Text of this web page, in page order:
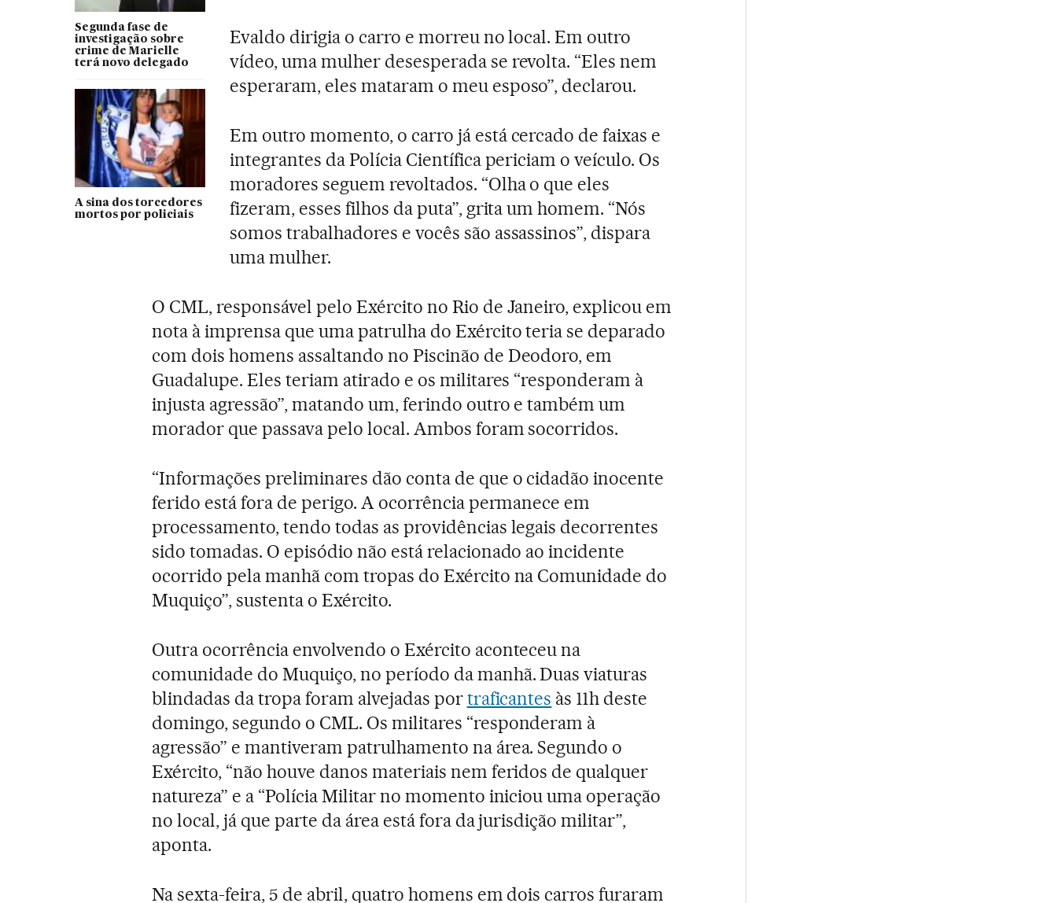
Segunda fase de
investigação sobre
crime de Marielle
terá novo delegado
A sina dos torcedores
mortos por policiais
Evaldo dirigia o carro e morreu no local. Em outro
vídeo, uma mulher desesperada se revolta. “Eles nem
esperaram, eles mataram o meu esposo”, declarou.
Em outro momento, o carro já está cercado de faixas e
integrantes da Polícia Científica periciam o veículo. Os
moradores seguem revoltados. “Olha o que eles
fizeram, esses filhos da puta”, grita um homem. “Nós
somos trabalhadores e vocês são assassinos”, dispara
uma mulher.
O CML, responsável pelo Exército no Rio de Janeiro, explicou em
nota à imprensa que uma patrulha do Exército teria se deparado
com dois homens assaltando no Piscinão de Deodoro, em
Guadalupe. Eles teriam atirado e os militares “responderam à
injusta agressão”, matando um, ferindo outro e também um
morador que passava pelo local. Ambos foram socorridos.
“Informações preliminares dão conta de que o cidadão inocente
ferido está fora de perigo. A ocorrência permanece em
processamento, tendo todas as providências legais decorrentes
sido tomadas. O episódio não está relacionado ao incidente
ocorrido pela manhã com tropas do Exército na Comunidade do
Muquiço”, sustenta o Exército.
Outra ocorrência envolvendo o Exército aconteceu na
comunidade do Muquiço, no período da manhã. Duas viaturas
blindadas da tropa foram alvejadas portraficantes às 11h deste
domingo, segundo o CML. Os militares “responderam à
agressão” e mantiveram patrulhamento na área. Segundo o
Exército, “não houve danos materiais nem feridos de qualquer
natureza” e a “Polícia Militar no momento iniciou uma operação
no local, já que parte da área está fora da jurisdição militar”,
aponta.
Na sexta-feira, 5 de abril, quatro homens em dois carros furaram